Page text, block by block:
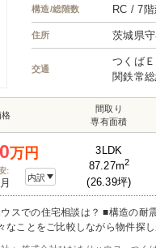
構造/総階数 RC / 7階
住所 茨城県
交通
つくば
関鉄常
格
間取り
専有面積
万円
:
内訳
3LDK
87.27m2
(26.39坪)
談は？ ■構造の耐震性や地盤の良し悪し、冠水の
なことをご比較しながら物件探